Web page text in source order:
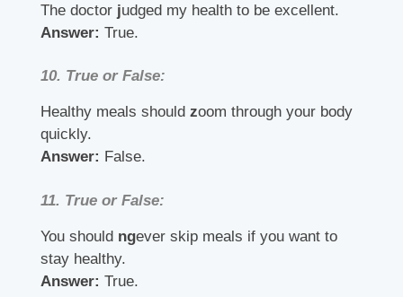
The doctor judged my health to be excellent.
Answer: True.
10. True or False:
Healthy meals should zoom through your body
quickly.
Answer: False.
11. True or False:
You should ngever skip meals if you want to
stay healthy.
Answer: True.